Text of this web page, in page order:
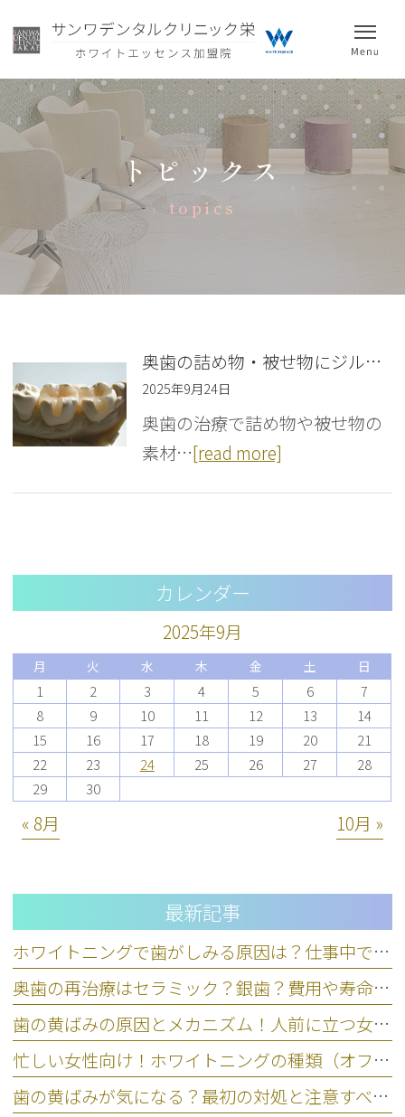
トピックス
topics
奥歯の詰め物・被せ物にジルコニアセラミックが選ばれる理由とは？
2025年9月24日
奥歯の治療で詰め物や被せ物の
素材…[read more]
カレンダー
2025年9月
月 火 水 木 金 土 日
1 2 3 4 5 6
7
8
9 10 11 12 13
14
15
16 17 18 19 20
21
22
23 24 25 26 27
28
29
30
« 8月 10月 »
最新記事
ホワイトニングで歯がしみる原因は？仕事中できる応急処置と対策
奥歯の再治療はセラミック？銀歯？費用や寿命など5基準で比較
歯の黄ばみの原因とメカニズム！人前に立つ女性のための正しいケア
忙しい女性向け！ホワイトニングの種類（オフィス・ホーム）の違い
歯の黄ばみが気になる？最初の対処と注意すべきNG行動を歯科医師が解説